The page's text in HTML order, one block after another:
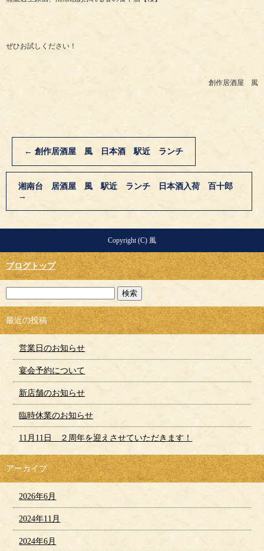
ぜひお試しください！
創作居酒屋 風
← 創作居酒屋 風 日本酒 駅近 ランチ
湘南台 居酒屋 風 駅近 ランチ 日本酒入荷 百十郎
→
Copyright (C) 風
ブログトップ
最近の投稿
営業日のお知らせ
宴会予約について
新店舗のお知らせ
臨時休業のお知らせ
11月11日 ２周年を迎えさせていただきます！
アーカイブ
2026年6月
2024年11月
2024年6月